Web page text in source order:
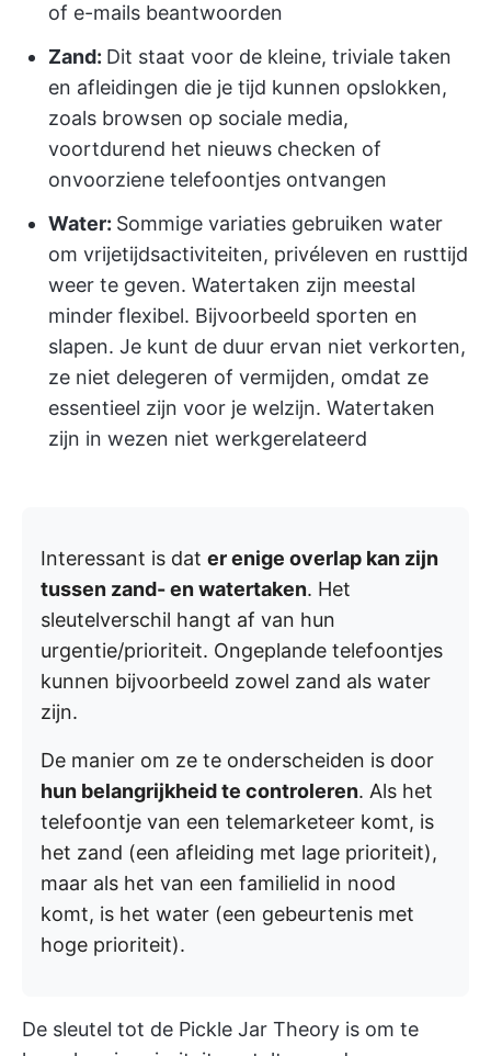
of e-mails beantwoorden
Zand: Dit staat voor de kleine, triviale taken
en afleidingen die je tijd kunnen opslokken,
zoals browsen op sociale media,
voortdurend het nieuws checken of
onvoorziene telefoontjes ontvangen
Water: Sommige variaties gebruiken water
om vrijetijdsactiviteiten, privéleven en rusttijd
weer te geven. Watertaken zijn meestal
minder flexibel. Bijvoorbeeld sporten en
slapen. Je kunt de duur ervan niet verkorten,
ze niet delegeren of vermijden, omdat ze
essentieel zijn voor je welzijn. Watertaken
zijn in wezen niet werkgerelateerd
Interessant is dat er enige overlap kan zijn
tussen zand- en watertaken. Het
sleutelverschil hangt af van hun
urgentie/prioriteit. Ongeplande telefoontjes
kunnen bijvoorbeeld zowel zand als water
zijn.
De manier om ze te onderscheiden is door
hun belangrijkheid te controleren. Als het
telefoontje van een telemarketeer komt, is
het zand (een afleiding met lage prioriteit),
maar als het van een familielid in nood
komt, is het water (een gebeurtenis met
hoge prioriteit).
De sleutel tot de Pickle Jar Theory is om te